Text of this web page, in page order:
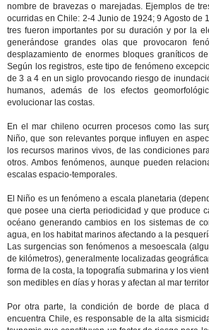
nombre de bravezas o marejadas. Ejemplos de
ocurridas en Chile: 2-4 Junio de 1924; 9 Agosto de
tres fueron importantes por su duración y por la
generándose grandes olas que provocaron
desplazamiento de enormes bloques graníticos
Según los registros, este tipo de fenómeno
de 3 a 4 en un siglo provocando riesgo de
humanos, además de los efectos
evolucionar las costas.
En el mar chileno ocurren procesos como las
Niño, que son relevantes porque influyen en
los recursos marinos vivos, de las condiciones
otros. Ambos fenómenos, aunque pueden
escalas espacio-temporales.
El Niño es un fenómeno a escala planetaria
que posee una cierta periodicidad y que produce
océano generando cambios en los sistemas de
agua, en los habitat marinos afectando a la
Las surgencias son fenómenos a mesoescala
de kilómetros), generalmente localizadas
forma de la costa, la topografía submarina y los
son medibles en días y horas y afectan al mar
Por otra parte, la condición de borde de placa
encuentra Chile, es responsable de la alta